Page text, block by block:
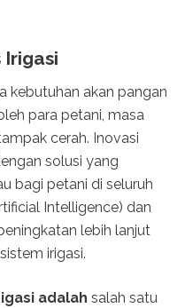
Irigasi
kebutuhan akan pangan
para petani, masa
cerah. Inovasi
solusi yang
bagi petani di seluruh
Intelligence) dan
lebih lanjut
irigasi.
adalah salah satu